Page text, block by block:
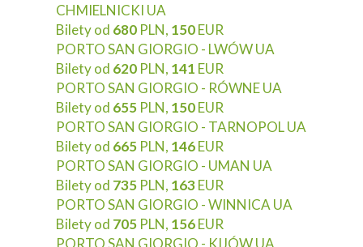
CHMIELNICKI UA
Bilety od 680 PLN, 150EUR
PORTO SAN GIORGIO - LWÓW UA
Bilety od 620 PLN, 141 EUR
PORTO SAN GIORGIO - RÓWNE UA
Bilety od 655 PLN, 150EUR
PORTO SAN GIORGIO - TARNOPOL UA
Bilety od 665 PLN, 146EUR
PORTO SAN GIORGIO - UMAN UA
Bilety od 735 PLN, 163EUR
PORTO SAN GIORGIO - WINNICA UA
Bilety od 705 PLN, 156EUR
PORTO SAN GIORGIO - KIJÓW UA